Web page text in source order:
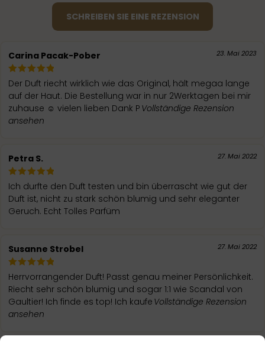
SCHREIBEN SIE EINE REZENSION
Carina Pacak-Pober 23. Mai 2023
Der Duft riecht wirklich wie das Original, hält megaa lange
auf der Haut. Die Bestellung war in nur 2Werktagen bei mir
zuhause ☺️ vielen lieben Dank P Vollständige Rezension
ansehen
Petra S. 27. Mai 2022
Ich durfte den Duft testen und bin überrascht wie gut der
Duft ist, nicht zu stark schön blumig und sehr eleganter
Geruch. Echt Tolles Parfüm
Susanne Strobel 27. Mai 2022
Herrvorrangender Duft! Passt genau meiner Persönlichkeit.
Riecht sehr schön blumig und sogar 1:1 wie Scandal von
Gaultier! Ich finde es top! Ich kaufe Vollständige Rezension
ansehen